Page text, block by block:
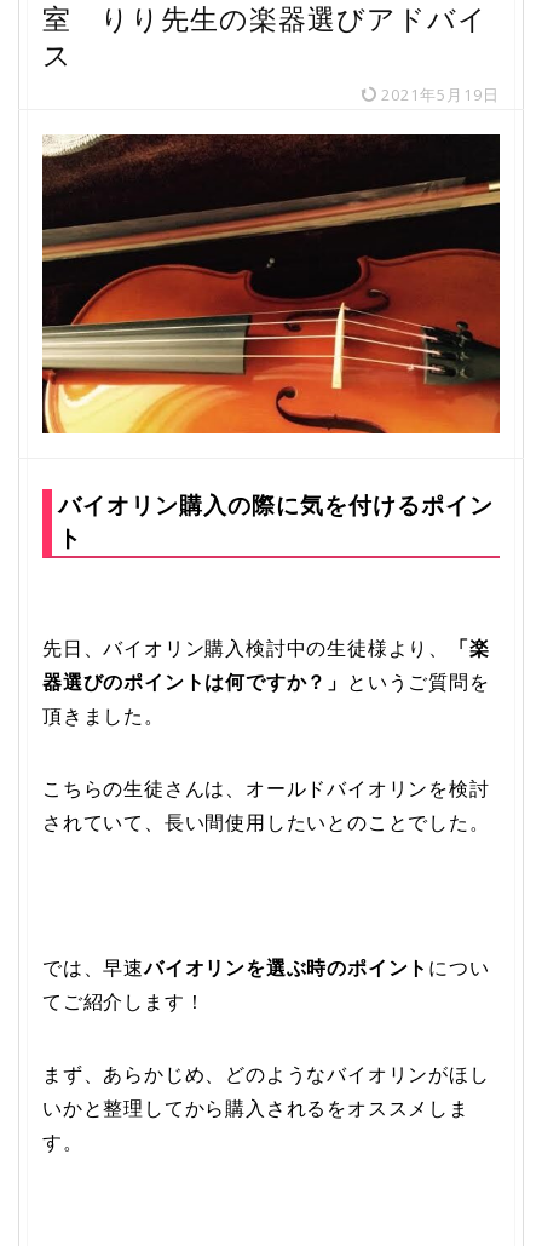
室 りり先生の楽器選びアドバイ
ス
2021年5月19日
バイオリン購入の際に気を付けるポイン
ト
先日、バイオリン購入検討中の生徒様より、
「楽
器選びのポイントは何ですか？」 というご質問を
頂きました。
こちらの生徒さんは、オールドバイオリンを検討
されていて、長い間使用したいとのことでした。
では、早速バイオリンを選ぶ時のポイント につい
てご紹介します！
まず、あらかじめ、どのようなバイオリンがほし
いかと整理してから購入されるをオススメしま
す。